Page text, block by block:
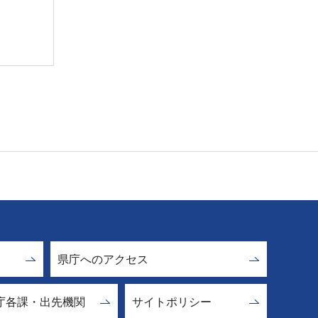
県庁へのアクセス
各課・出先機関 サイトポリシー